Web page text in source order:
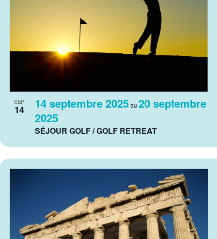
SEP
14
SÉJOUR GOLF / GOLF RETREAT
14 septembre 2025au 20 septembre
2025